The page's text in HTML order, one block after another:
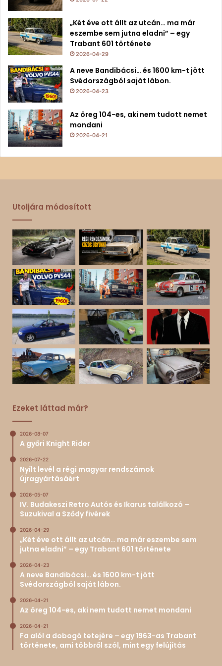
„Két éve ott állt az utcán… ma már
eszembe sem jutna eladni” – egy
Trabant 601 története
2026-04-29
A neve Bandibácsi… és 1600 km-t jött
Svédországból saját lábon.
2026-04-23
Az öreg 104-es, aki nem tudott nemet
mondani
2026-04-21
Utoljára módosított
Ezeket láttad már?
2026-08-07
A győri Knight Rider
2026-07-22
Nyílt levél a régi magyar rendszámok
újragyártásáért
2026-05-07
IV. Budakeszi Retro Autós és Ikarus találkozó –
Suzukival a Sződy fivérek
2026-04-29
„Két éve ott állt az utcán… ma már eszembe sem
jutna eladni” – egy Trabant 601 története
2026-04-23
A neve Bandibácsi… és 1600 km-t jött
Svédországból saját lábon.
2026-04-21
Az öreg 104-es, aki nem tudott nemet mondani
2026-04-21
Fa alól a dobogó tetejére – egy 1963-as Trabant
története, ami többről szól, mint egy felújítás